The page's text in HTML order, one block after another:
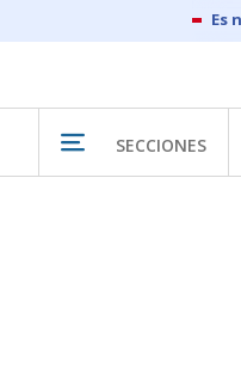
SECCIONES